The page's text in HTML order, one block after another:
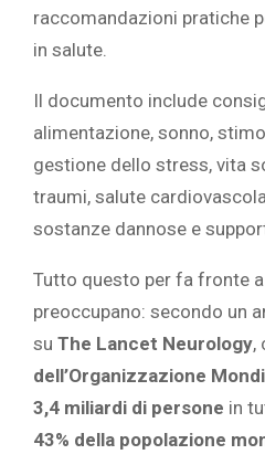
raccomandazioni pratiche
in salute.
Il documento include
alimentazione, sonno,
gestione dello stress, vita
traumi, salute
sostanze dannose e
Tutto questo per fa fronte
preoccupano: secondo un
su The Lancet Neurology,
dell’Organizzazione
3,4 miliardi di persone in
43% della popolazione